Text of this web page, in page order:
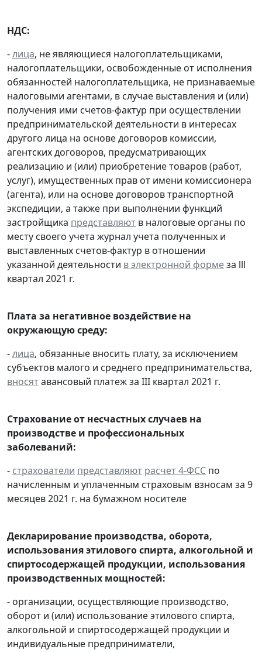
НДС:
-лица, не являющиеся налогоплательщиками,
налогоплательщики, освобожденные от исполнения
обязанностей налогоплательщика, не признаваемые
налоговыми агентами, в случае выставления и (или)
получения ими счетов-фактур при осуществлении
предпринимательской деятельности в интересах
другого лица на основе договоров комиссии,
агентских договоров, предусматривающих
реализацию и (или) приобретение товаров (работ,
услуг), имущественных прав от имени комиссионера
(агента), или на основе договоров транспортной
экспедиции, а также при выполнении функций
застройщика представляют в налоговые органы по
месту своего учета журнал учета полученных и
выставленных счетов-фактур в отношении
указанной деятельности в электронной формеза lll
квартал 2021 г.
Плата за негативное воздействие на
окружающую среду:
-лица, обязанные вносить плату, за исключением
субъектов малого и среднего предпринимательства,
вносятавансовый платеж за III квартал 2021 г.
Страхование от несчастных случаев на
производстве и профессиональных
заболеваний:
- страхователи представляют расчет 4-ФСС по
начисленным и уплаченным страховым взносам за 9
месяцев 2021 г. на бумажном носителе
Декларирование производства, оборота,
использования этилового спирта, алкогольной и
спиртосодержащей продукции, использования
производственных мощностей:
- организации, осуществляющие производство,
оборот и (или) использование этилового спирта,
алкогольной и спиртосодержащей продукции и
индивидуальные предприниматели,